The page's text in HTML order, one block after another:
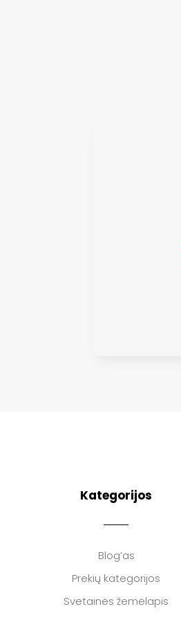
Kategorijos
Blog’as
Prekių kategorijos
Svetainės žemėlapis